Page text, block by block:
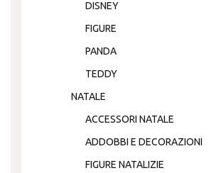
DISNEY
FIGURE
PANDA
TEDDY
NATALE
ACCESSORI NATALE
ADDOBBI E DECORAZIONI
FIGURE NATALIZIE